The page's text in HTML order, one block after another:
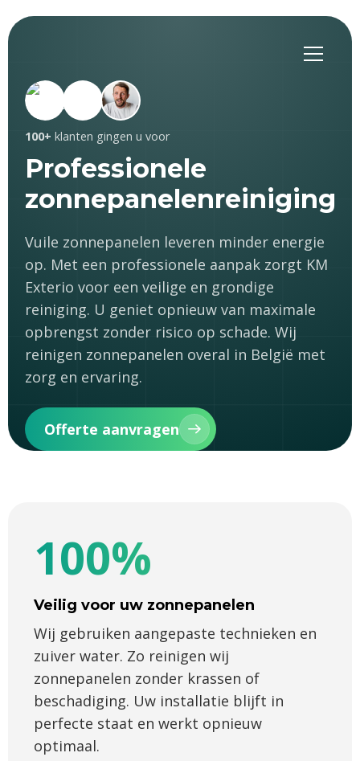
100+ klanten gingen u voor
Professionele
zonnepanelenreiniging
Vuile zonnepanelen leveren minder energie
op. Met een professionele aanpak zorgt KM
Exterio voor een veilige en grondige
reiniging. U geniet opnieuw van maximale
opbrengst zonder risico op schade. Wij
reinigen zonnepanelen overal in België met
zorg en ervaring.
Offerte aanvragen
100%
Veilig voor uw zonnepanelen
Wij gebruiken aangepaste technieken en
zuiver water. Zo reinigen wij
zonnepanelen zonder krassen of
beschadiging. Uw installatie blijft in
perfecte staat en werkt opnieuw
optimaal.